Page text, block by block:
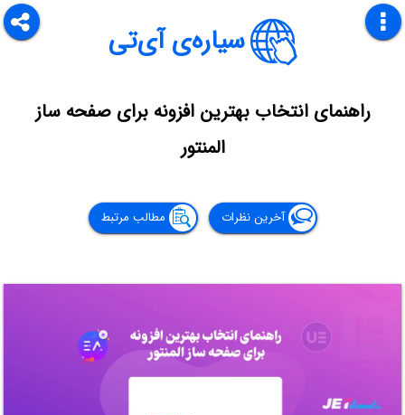
سیاره‌ی آی‌تی
راهنمای انتخاب بهترین افزونه برای صفحه ساز
المنتور
آخرین نظرات مطالب مرتبط